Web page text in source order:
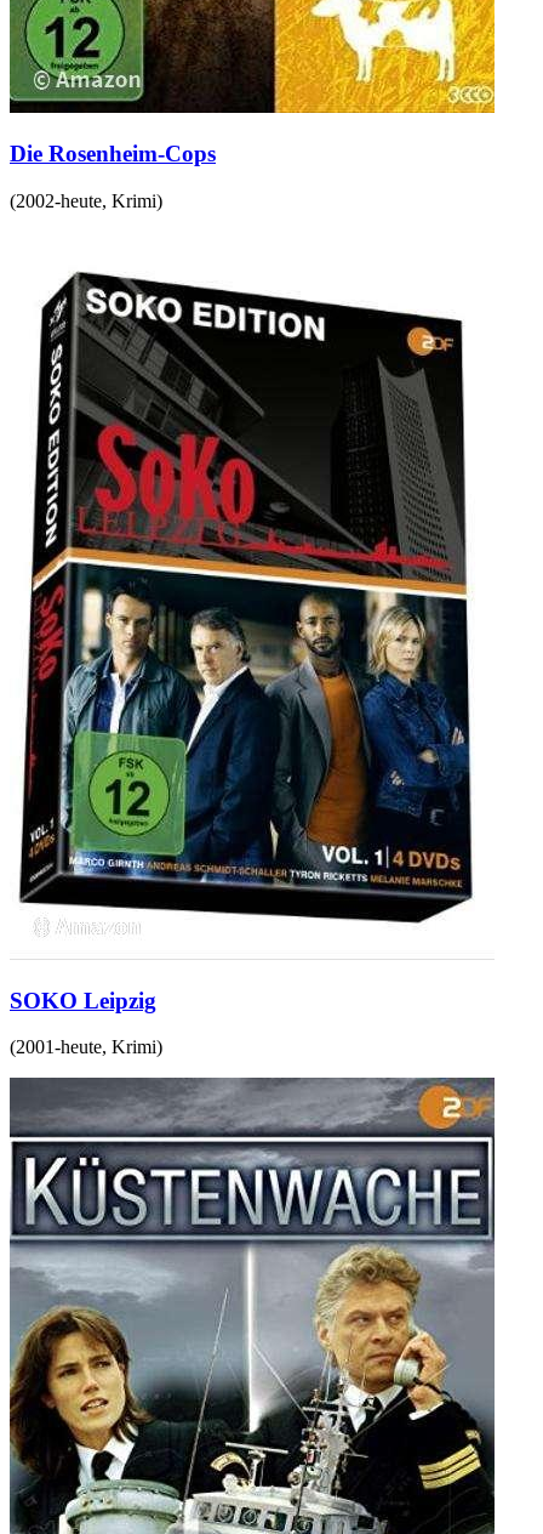
Die Rosenheim-Cops
(2002-heute, Krimi)
SOKO Leipzig
(2001-heute, Krimi)